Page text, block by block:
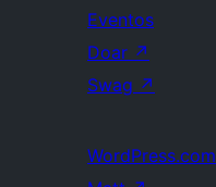
Eventos
Doar ↗
Swag ↗
WordPress.com